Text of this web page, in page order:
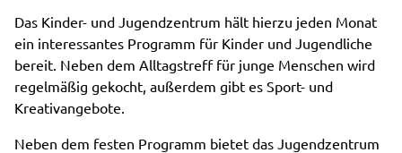
Das Kinder- und Jugendzentrum hält hierzu jeden Monat
ein interessantes Programm für Kinder und Jugendliche
bereit. Neben dem Alltagstreff für junge Menschen wird
regelmäßig gekocht, außerdem gibt es Sport- und
Kreativangebote.
Neben dem festen Programm bietet das Jugendzentrum